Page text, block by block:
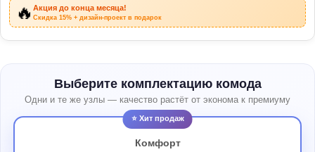
🔥Акция до конца месяца!
Скидка 15% + дизайн-проект в подарок
Выберите комплектацию комода
Одни и те же узлы — качество растёт от эконома к премиуму
⭐ Хит продаж
Комфорт